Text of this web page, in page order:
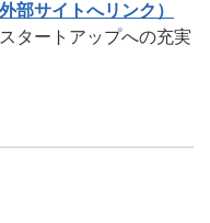
部サイトへリンク）
タートアップへの充実